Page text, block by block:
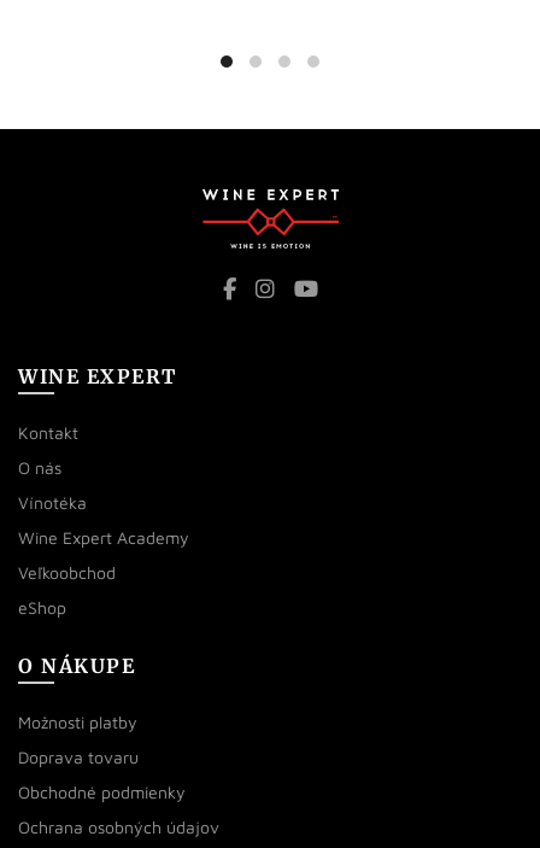
WINE EXPERT
Kontakt
O nás
Vínotéka
Wine Expert Academy
Veľkoobchod
eShop
O NÁKUPE
Možnosti platby
Doprava tovaru
Obchodné podmienky
Ochrana osobných údajov